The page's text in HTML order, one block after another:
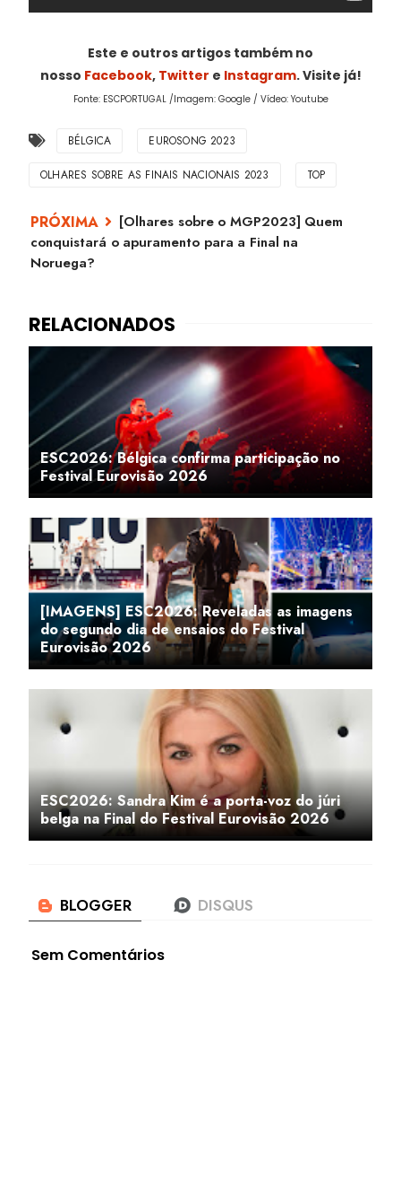
Este e outros artigos também no
nosso Facebook, Twitter e Instagram. Visite já!
Fonte: ESCPORTUGAL /Imagem: Google / Vídeo: Youtube
BÉLGICA EUROSONG 2023
OLHARES SOBRE AS FINAIS NACIONAIS 2023 TOP
[Olhares sobre o MGP2023] Quem
conquistará o apuramento para a Final na
Noruega?
ESC2026: Bélgica confirma participação no
Festival Eurovisão 2026
[IMAGENS] ESC2026: Reveladas as imagens
do segundo dia de ensaios do Festival
Eurovisão 2026
ESC2026: Sandra Kim é a porta-voz do júri
belga na Final do Festival Eurovisão 2026
Sem Comentários